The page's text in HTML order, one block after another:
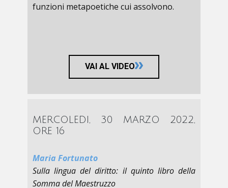
funzioni metapoetiche cui assolvono.
VAI AL VIDEO
MERCOLEDI, 30 MARZO 2022,
ORE 16
Maria Fortunato
Sulla lingua del diritto: il quinto libro della
Somma del Maestruzzo